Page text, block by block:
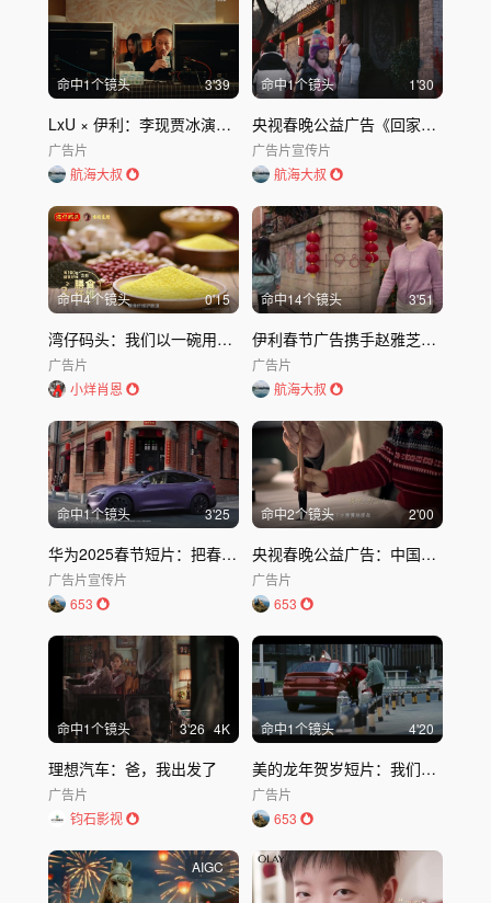
命中1个镜头 3'39
LxU × 伊利：李现贾冰演绎春节百搭好搭子
广告片
航海大叔
命中1个镜头 1'30
央视春晚公益广告《回家吃饭》：中国人的爱，都在“回家吃饭”里
广告片宣传片
航海大叔
命中4个镜头 0'15
湾仔码头：我们以一碗用心制作的好汤圆
广告片
小烊肖恩
命中14个镜头 3'51
伊利春节广告携手赵雅芝共写千年等待
广告片
航海大叔
命中1个镜头 3'25
华为2025春节短片：把春节过成你喜欢的节
广告片宣传片
653
命中2个镜头 2'00
央视春晚公益广告：中国字 中国年
广告片
653
命中1个镜头 3'26 4K
理想汽车：爸，我出发了
广告片
钧石影视
命中1个镜头 4'20
美的龙年贺岁短片：我们都是回家路上的发明家
广告片
653
AIGC